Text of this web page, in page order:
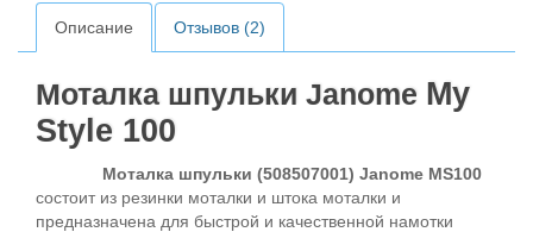
Описание Отзывов (2)
Моталка шпульки Janome My
Style 100
Моталка шпульки (508507001) Janome MS100
состоит из резинки моталки и штока моталки и
предназначена для быстрой и качественной намотки